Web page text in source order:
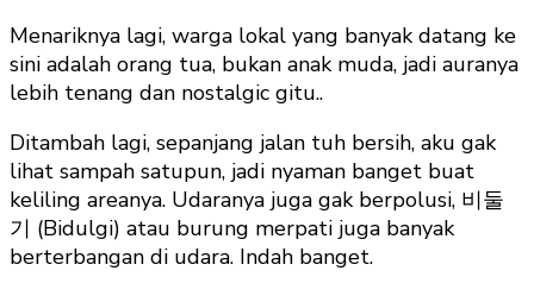
Menariknya lagi, warga lokal yang banyak datang ke
sini adalah orang tua, bukan anak muda, jadi auranya
lebih tenang dan nostalgic gitu..
Ditambah lagi, sepanjang jalan tuh bersih, aku gak
lihat sampah satupun, jadi nyaman banget buat
keliling areanya. Udaranya juga gak berpolusi, 비둘
기 (Bidulgi) atau burung merpati juga banyak
berterbangan di udara. Indah banget.